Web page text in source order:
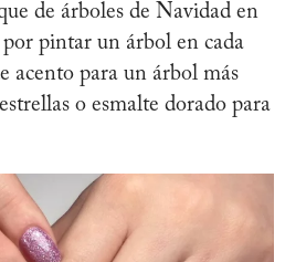
de árboles de Navidad en
por pintar un árbol en cada
acento para un árbol más
o esmalte dorado para